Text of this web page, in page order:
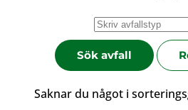
Sök avfall
Saknar du något i